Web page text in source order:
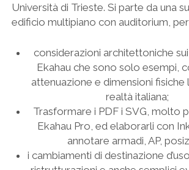
Università di Trieste. Si parte da una
edificio multipiano con auditorium,
considerazioni architettoniche
Ekahau che sono solo esempi,
attenuazione e dimensioni fisiche
realtà italiana;
Trasformare i PDF i SVG, molto
Ekahau Pro, ed elaborarli con
annotare armadi, AP,
i cambiamenti di destinazione